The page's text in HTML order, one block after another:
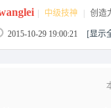
中级技神 创造
2015-10-29 19:00:21 [显示